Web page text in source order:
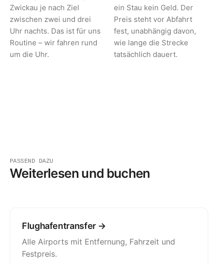
Zwickau je nach Ziel
zwischen zwei und drei
Uhr nachts. Das ist für uns
Routine – wir fahren rund
um die Uhr.
ein Stau kein Geld. Der
Preis steht vor Abfahrt
fest, unabhängig davon,
wie lange die Strecke
tatsächlich dauert.
PASSEND DAZU
Weiterlesen und buchen
Flughafentransfer →
Alle Airports mit Entfernung, Fahrzeit und
Festpreis.